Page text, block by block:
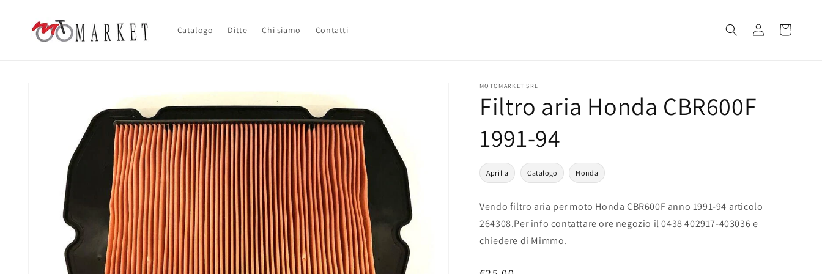
ai contenuti
Catalogo Ditte Chi siamo Contatti Accedi Carrello
MOTOMARKET SRL
Filtro aria Honda CBR600F
1991-94
Aprilia Catalogo Honda
Vendo filtro aria per moto Honda CBR600F anno 1991-94 articolo
264308.Per info contattare ore negozio il 0438 402917-403036 e
chiedere di Mimmo.